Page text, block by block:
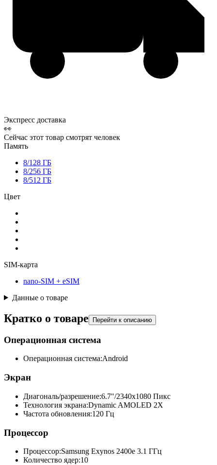
Экспресс доставка
👀
Сейчас этот товар смотрят человек
Память
8/128 ГБ
8/256 ГБ
8/512 ГБ
Цвет
SIM-карта
nano-SIM + eSIM
Данные о товаре
Кратко о товаре Перейти к описанию
Операционная система
Операционная система:Android
Экран
Диагональ/разрешение:6.7"/2340x1080 Пикс
Технология экрана:Dynamic AMOLED 2X
Частота обновления:120 Гц
Процессор
Процессор:Samsung Exynos 2400e 3.1 ГГц
Количество ядер:10